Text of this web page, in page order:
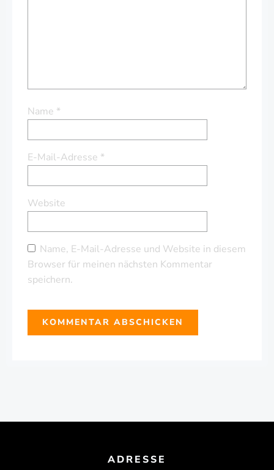
Name *
E-Mail-Adresse *
Website
Name, E-Mail-Adresse und Website in diesem
Browser für meinen nächsten Kommentar
speichern.
ADRESSE